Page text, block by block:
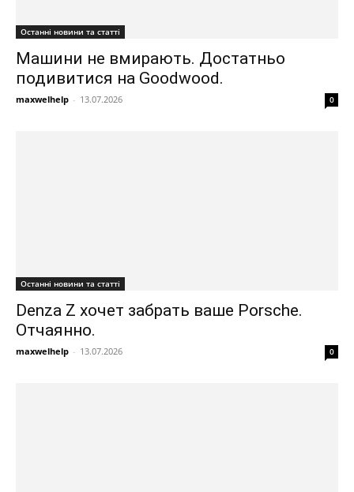
Останні новини та статті
Машини не вмирають. Достатньо
подивитися на Goodwood.
maxwelhelp - 13.07.2026 0
Останні новини та статті
Denza Z хочет забрать ваше Porsche.
Отчаянно.
maxwelhelp - 13.07.2026 0